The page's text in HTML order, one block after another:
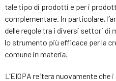
tale tipo di prodotti e per i
complementare. In particolare,
delle regole tra i diversi settori di
lo strumento più efficace per la
comune in materia.
L’EIOPA reitera nuovamente